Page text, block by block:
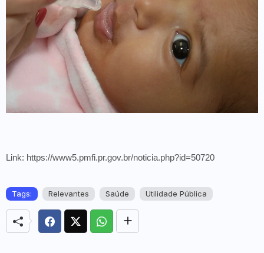
Link: https://www5.pmfi.pr.gov.br/noticia.php?id=50720
Tags: Relevantes Saúde Utilidade Pública